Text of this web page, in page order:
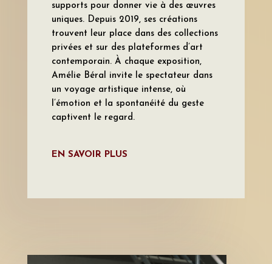
supports pour donner vie à des œuvres
uniques. Depuis 2019, ses créations
trouvent leur place dans des collections
privées et sur des plateformes d’art
contemporain. À chaque exposition,
Amélie Béral invite le spectateur dans
un voyage artistique intense, où
l’émotion et la spontanéité du geste
captivent le regard.
EN SAVOIR PLUS